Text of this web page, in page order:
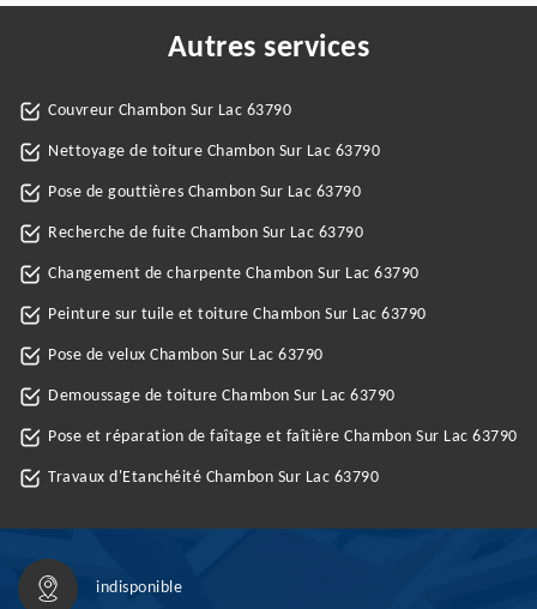
Autres services
Couvreur Chambon Sur Lac 63790
Nettoyage de toiture Chambon Sur Lac 63790
Pose de gouttières Chambon Sur Lac 63790
Recherche de fuite Chambon Sur Lac 63790
Changement de charpente Chambon Sur Lac 63790
Peinture sur tuile et toiture Chambon Sur Lac 63790
Pose de velux Chambon Sur Lac 63790
Demoussage de toiture Chambon Sur Lac 63790
Pose et réparation de faîtage et faîtière Chambon Sur Lac 63790
Travaux d'Etanchéité Chambon Sur Lac 63790
indisponible